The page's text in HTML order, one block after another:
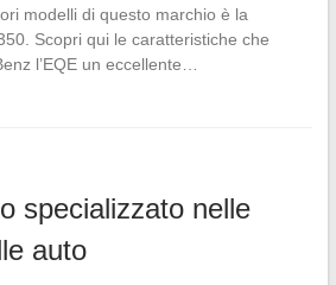
modelli di questo marchio è la
Scopri qui le caratteristiche che
l’EQE un eccellente…
specializzato nelle
auto